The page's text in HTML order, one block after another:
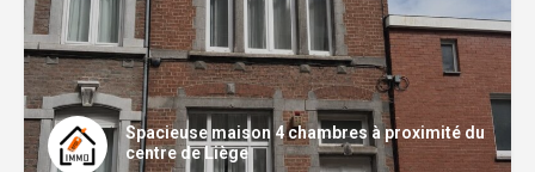
Spacieuse maison 4 chambres à proximité du
centre de Liège